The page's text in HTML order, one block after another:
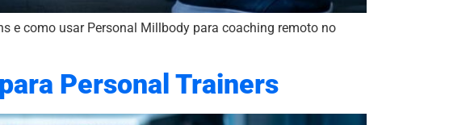
e como usar Personal Millbody para coaching remoto no
Personal Trainers